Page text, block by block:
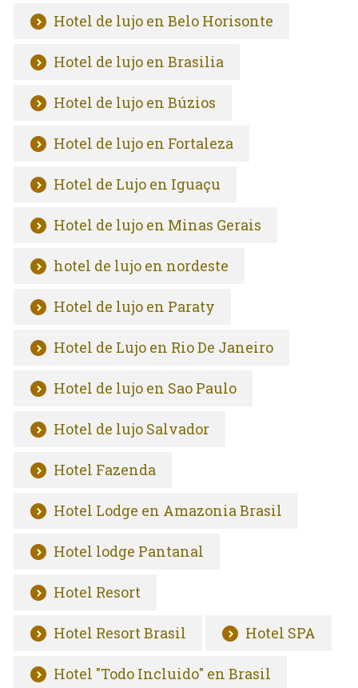
Hotel de lujo en Belo Horisonte
Hotel de lujo en Brasilia
Hotel de lujo en Búzios
Hotel de lujo en Fortaleza
Hotel de Lujo en Iguaçu
Hotel de lujo en Minas Gerais
hotel de lujo en nordeste
Hotel de lujo en Paraty
Hotel de Lujo en Rio De Janeiro
Hotel de lujo en Sao Paulo
Hotel de lujo Salvador
Hotel Fazenda
Hotel Lodge en Amazonia Brasil
Hotel lodge Pantanal
Hotel Resort
Hotel Resort Brasil Hotel SPA
Hotel "Todo Incluido" en Brasil